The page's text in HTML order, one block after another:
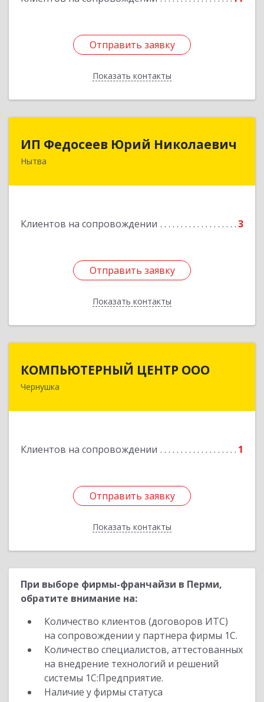
Отправить заявку
Показать контакты
Отправить заявку
Назад
ИП Федосеев Юрий Николаевич
Нытва
Клиентов на сопровождении 3
Отправить заявку
Показать контакты
ИП Федосеев Юрий Николаевич
Отправить заявку
Назад
КОМПЬЮТЕРНЫЙ ЦЕНТР ООО
Чернушка
Клиентов на сопровождении 1
Отправить заявку
Показать контакты
КОМПЬЮТЕРНЫЙ ЦЕНТР ООО
Отправить заявку
Назад
При выборе фирмы-франчайзи в Перми,
обратите внимание на:
Количество клиентов (договоров ИТС)
на сопровождении у партнера фирмы 1С.
Количество специалистов, аттестованных
на внедрение технологий и решений
системы 1С:Предприятие.
Наличие у фирмы статуса